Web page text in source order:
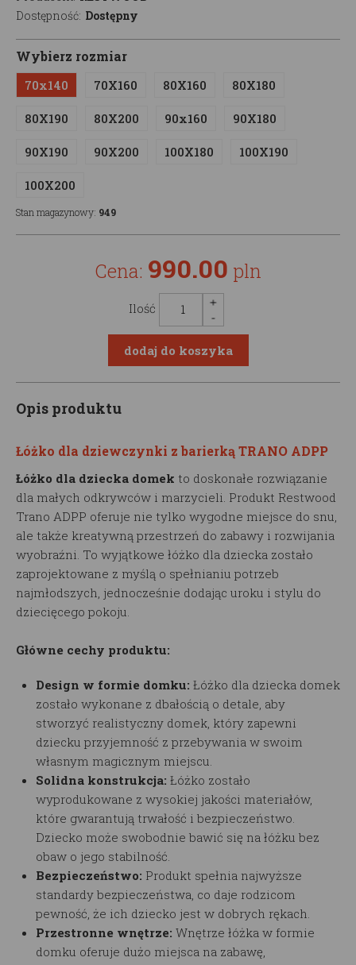
Dostępność: Dostępny
Wybierz rozmiar
70x140 70X160 80X160 80X180
80X190 80X200 90x160 90X180
90X190 90X200 100X180 100X190
100X200
Stan magazynowy: 949
Cena: 990.00 pln
Ilość
Opis produktu
Łóżko dla dziewczynki z barierką TRANO ADPP
Łóżko dla dziecka domek to doskonałe rozwiązanie
dla małych odkrywców i marzycieli. Produkt Restwood
Trano ADPP oferuje nie tylko wygodne miejsce do snu,
ale także kreatywną przestrzeń do zabawy i rozwijania
wyobraźni. To wyjątkowe łóżko dla dziecka zostało
zaprojektowane z myślą o spełnianiu potrzeb
najmłodszych, jednocześnie dodając uroku i stylu do
dziecięcego pokoju.
Główne cechy produktu:
Design w formie domku: Łóżko dla dziecka domek
zostało wykonane z dbałością o detale, aby
stworzyć realistyczny domek, który zapewni
dziecku przyjemność z przebywania w swoim
własnym magicznym miejscu.
Solidna konstrukcja: Łóżko zostało
wyprodukowane z wysokiej jakości materiałów,
które gwarantują trwałość i bezpieczeństwo.
Dziecko może swobodnie bawić się na łóżku bez
obaw o jego stabilność.
Bezpieczeństwo: Produkt spełnia najwyższe
standardy bezpieczeństwa, co daje rodzicom
pewność, że ich dziecko jest w dobrych rękach.
Przestronne wnętrze: Wnętrze łóżka w formie
domku oferuje dużo miejsca na zabawę,